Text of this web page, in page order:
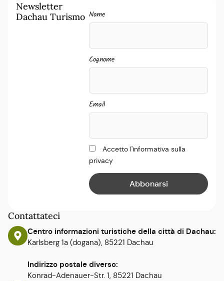
Contattateci
Centro informazioni turistiche della città di Dachau:
Karlsberg 1a (dogana), 85221 Dachau
Indirizzo postale diverso:
Konrad-Adenauer-Str. 1, 85221 Dachau
Newsletter
Dachau Turismo Nome
Cognome
Email
Accetto l'informativa sulla
privacy